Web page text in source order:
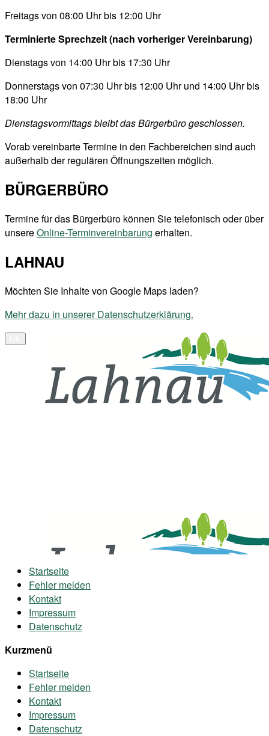
Freitags von 08:00 Uhr bis 12:00 Uhr
Terminierte Sprechzeit (nach vorheriger Vereinbarung)
Dienstags von 14:00 Uhr bis 17:30 Uhr
Donnerstags von 07:30 Uhr bis 12:00 Uhr und 14:00 Uhr bis
18:00 Uhr
Dienstagsvormittags bleibt das Bürgerbüro geschlossen.
Vorab vereinbarte Termine in den Fachbereichen sind auch
außerhalb der regulären Öffnungszeiten möglich.
BÜRGERBÜRO
Termine für das Bürgerbüro können Sie telefonisch oder über
unsereOnline-Terminvereinbarung erhalten.
LAHNAU
Möchten Sie Inhalte von Google Maps laden?
Mehr dazu in unserer Datenschutzerklärung.
Startseite
Fehler melden
Kontakt
Impressum
Datenschutz
Kurzmenü
Startseite
Fehler melden
Kontakt
Impressum
Datenschutz